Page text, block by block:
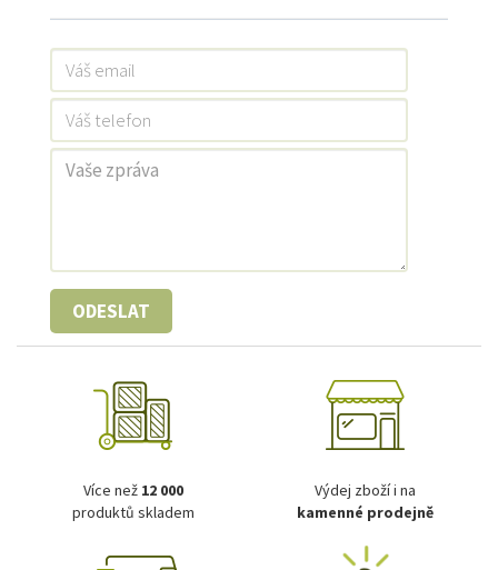
ODESLAT
Více než 12 000
produktů skladem
Výdej zboží i na
kamenné prodejně